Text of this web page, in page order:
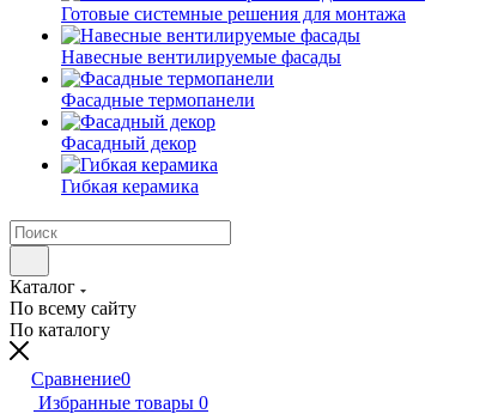
Готовые системные решения для монтажа
Навесные вентилируемые фасады
Фасадные термопанели
Фасадный декор
Гибкая керамика
Каталог
По всему сайту
По каталогу
Сравнение0
Избранные товары 0